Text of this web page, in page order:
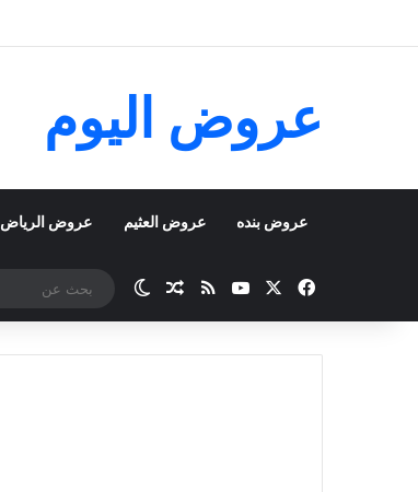
عروض اليوم
عروض بنده عروض العثيم عروض الرياض
فيسبوك ‫YouTubeملخص الموقع RSS
مقال عشوائي
الوضع المظلم